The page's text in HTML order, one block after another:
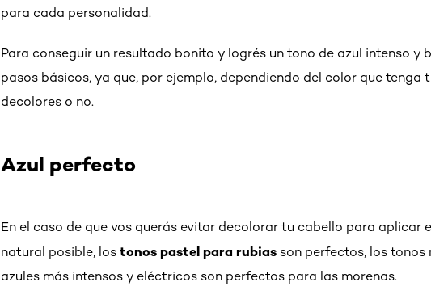
para cada personalidad.
Para conseguir un resultado bonito y logrés un tono de azul intenso y
pasos básicos, ya que, por ejemplo, dependiendo del color que tenga
decolores o no.
Azul perfecto
En el caso de que vos querás evitar decolorar tu cabello para aplicar
natural posible, los tonos pastel para rubias son perfectos, los tonos
azules más intensos y eléctricos son perfectos para las morenas.